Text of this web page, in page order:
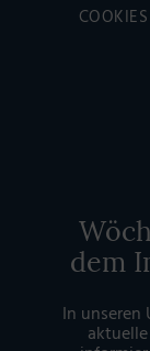
COOKIES
dem
In unseren